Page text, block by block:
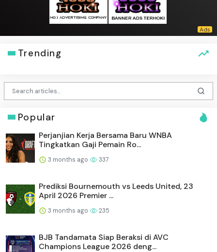
Trending
Popular
Perjanjian Kerja Bersama Baru WNBA
Tingkatkan Gaji Pemain Ro...
3 months ago 337
Prediksi Bournemouth vs Leeds United, 23
April 2026 Premier ...
3 months ago 235
BJB Tandamata Siap Beraksi di AVC
Champions League 2026 deng...